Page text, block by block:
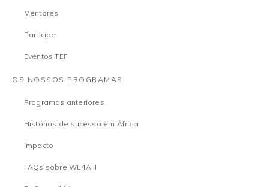
Mentores
Participe
Eventos TEF
OS NOSSOS PROGRAMAS
Programas anteriores
Histórias de sucesso em África
Impacto
FAQs sobre WE4A II